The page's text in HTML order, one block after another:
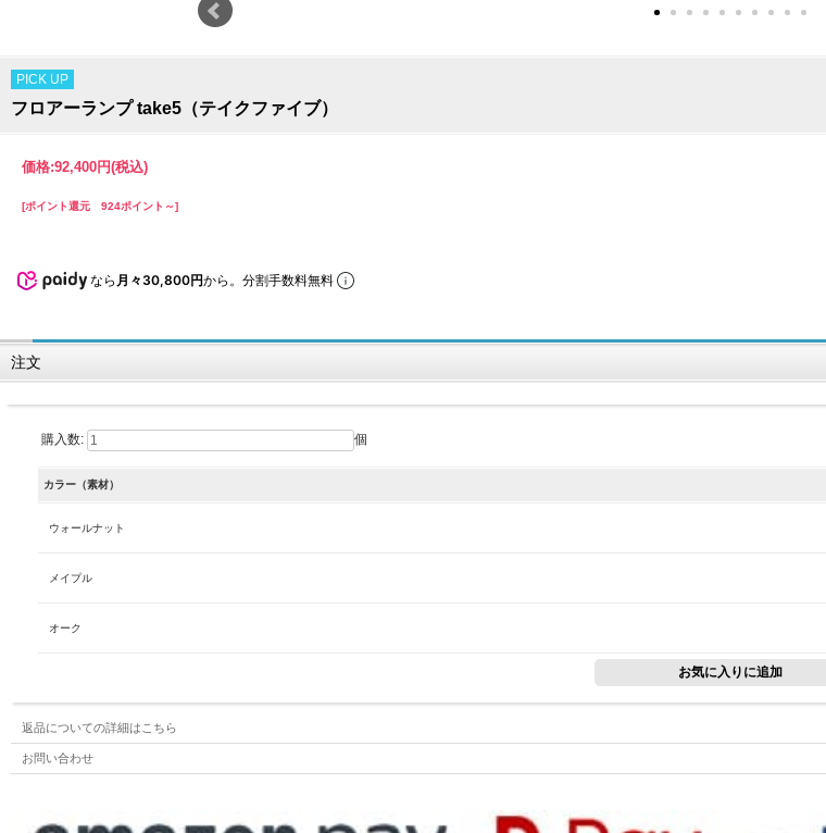
PICK UP
フロアーランプ take5（テイクファイブ）
価格:92,400円(税込)
[ポイント還元 924ポイント～]
なら 月々30,800円から。分割手数料無料
注文
購入数: 個
カラー（素材）
ウォールナット
メイプル
オーク
返品についての詳細はこちら
お問い合わせ